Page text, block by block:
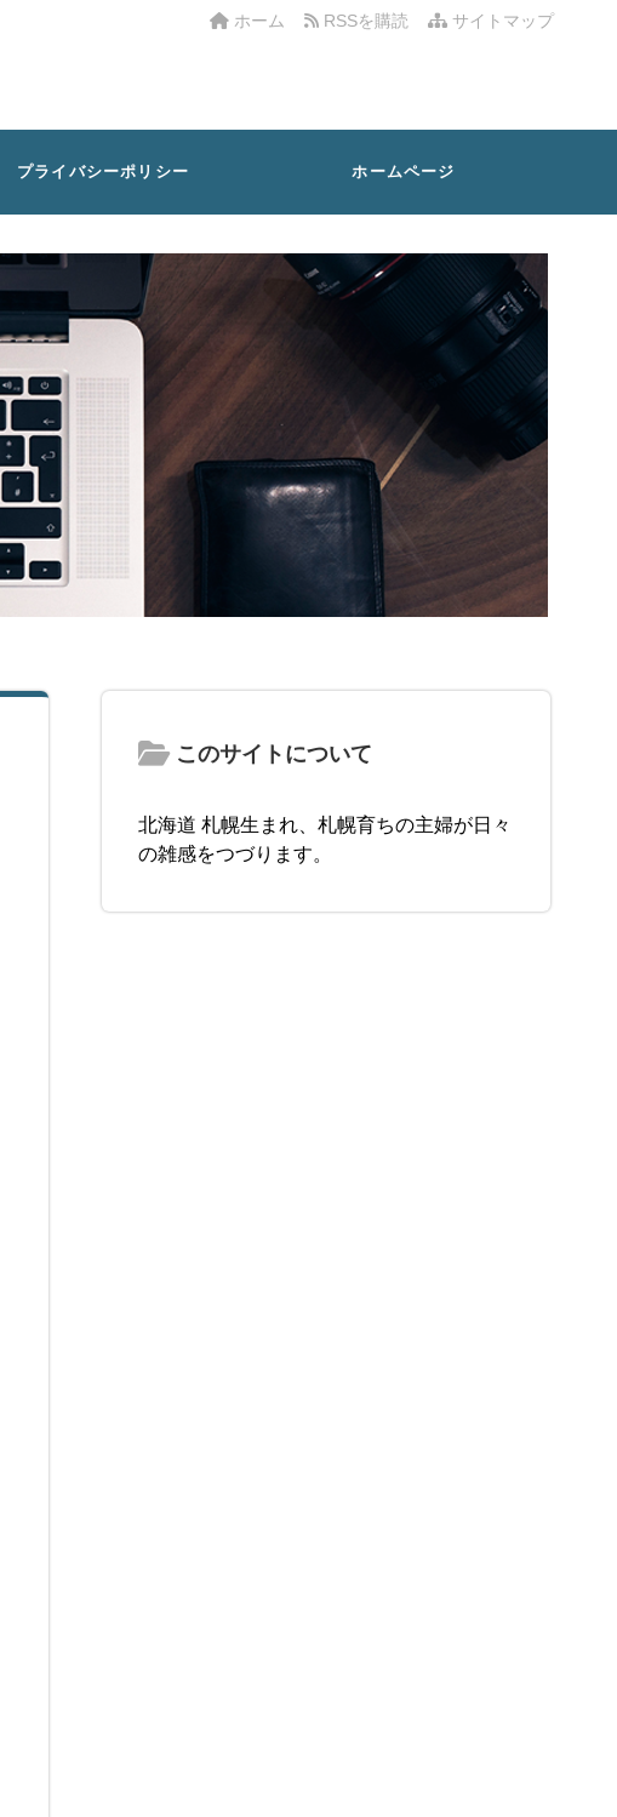
サイトマップ
RSSを購読
ホーム
プライバシーポリシー ホームページ
このサイトについて
北海道 札幌生まれ、札幌育ちの主婦が日々
の雑感をつづります。